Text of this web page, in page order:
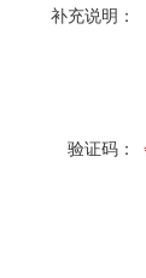
补充说明：
验证码：